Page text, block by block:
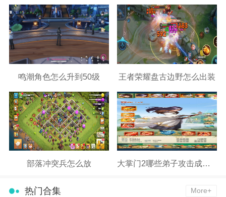
鸣潮角色怎么升到50级 王者荣耀盘古边野怎么出装
部落冲突兵怎么放 大掌门2哪些弟子攻击成长高
热门合集 More+